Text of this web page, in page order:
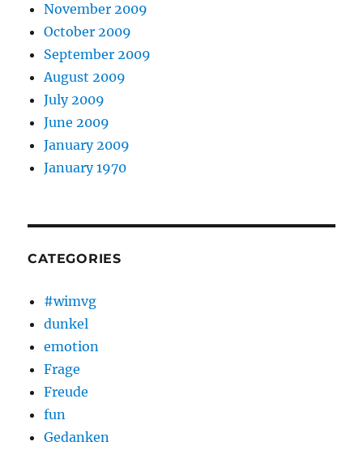
November 2009
October 2009
September 2009
August 2009
July 2009
June 2009
January 2009
January 1970
CATEGORIES
#wimvg
dunkel
emotion
Frage
Freude
fun
Gedanken